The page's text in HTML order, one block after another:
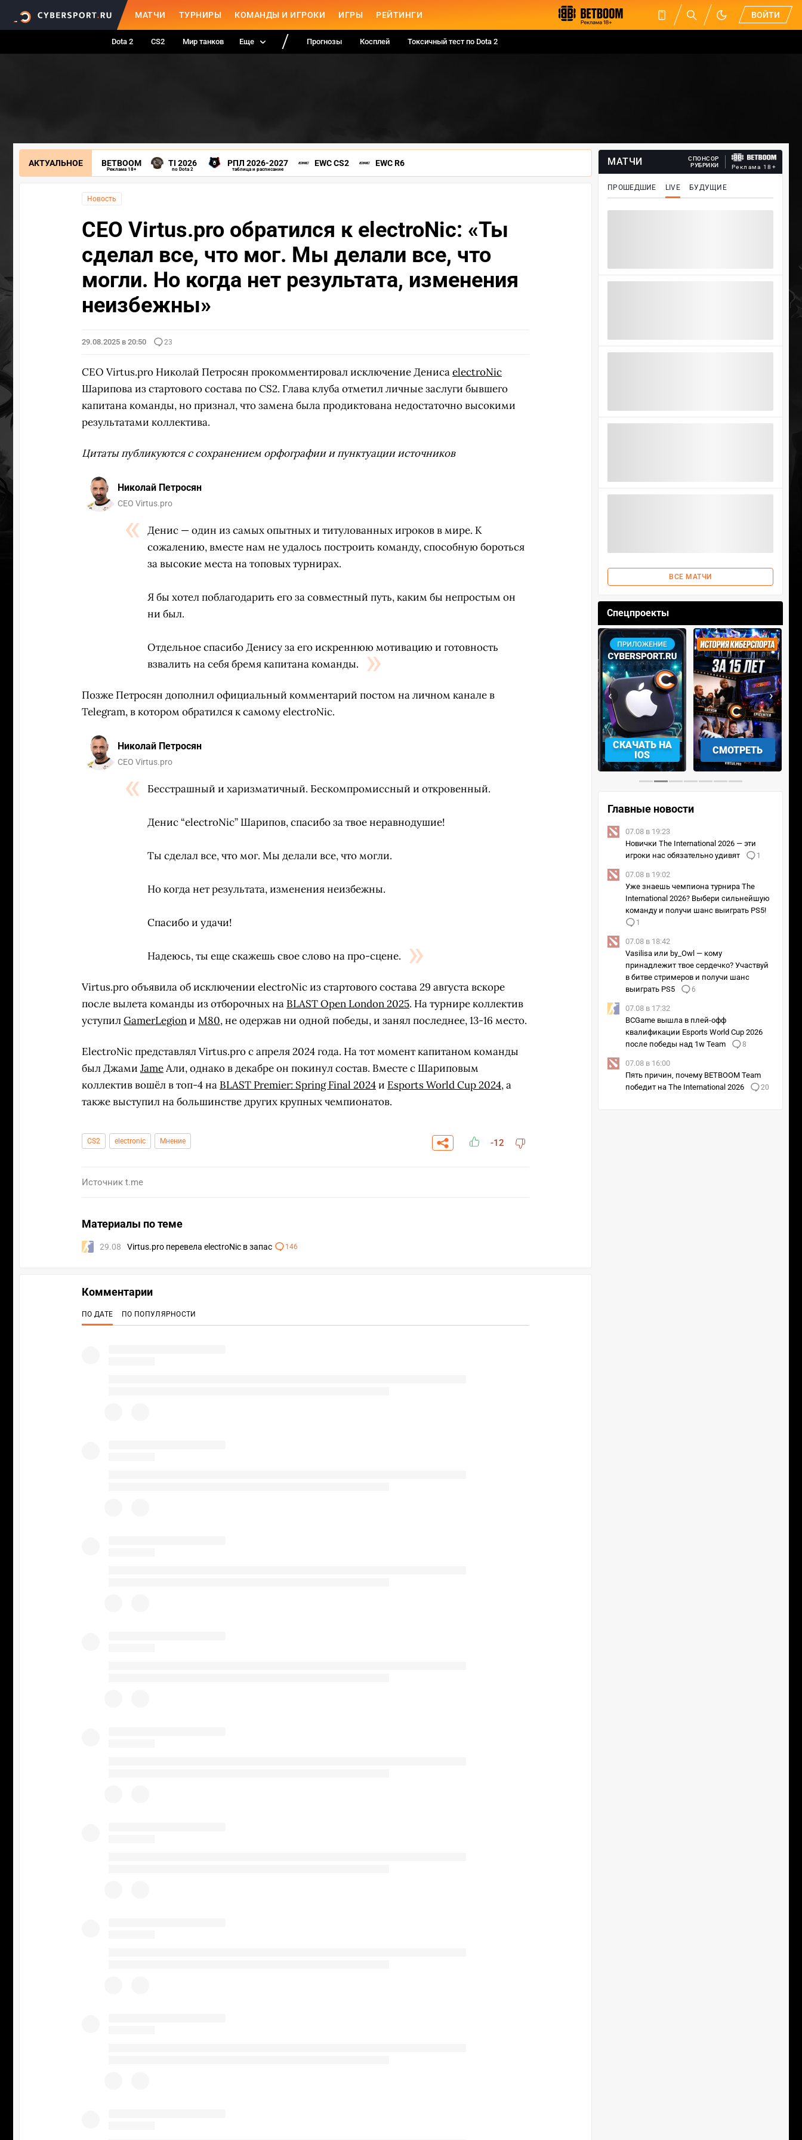
МАТЧИ ТУРНИРЫ КОМАНДЫ И ИГРОКИ ИГРЫ РЕЙТИНГИ ВОЙТИ
Dota 2 CS2 Мир танков Еще Прогнозы Косплей Токсичный тест по Dota 2
АКТУАЛЬНОЕ BETBOOM
Реклама 18+
TI 2026
по Dota 2
РПЛ 2026-2027
таблица и расписание
EWC CS2 EWC R6
Новость
CEO Virtus.pro обратился к electroNic: «Ты
сделал все, что мог. Мы делали все, что
могли. Но когда нет результата, изменения
неизбежны»
29.08.2025 в 20:50 23
CEO Virtus.pro Николай Петросян прокомментировал исключение ДенисаelectroNic
Шарипова из стартового состава по CS2. Глава клуба отметил личные заслуги бывшего
капитана команды, но признал, что замена была продиктована недостаточно высокими
результатами коллектива.
Цитаты публикуются с сохранением орфографии и пунктуации источников
Николай Петросян
CEO Virtus.pro
Денис — один из самых опытных и титулованных игроков в мире. К
сожалению, вместе нам не удалось построить команду, способную бороться
за высокие места на топовых турнирах.
Я бы хотел поблагодарить его за совместный путь, каким бы непростым он
ни был.
Отдельное спасибо Денису за его искреннюю мотивацию и готовность
взвалить на себя бремя капитана команды.
Позже Петросян дополнил официальный комментарий постом на личном канале в
Telegram, в котором обратился к самому electroNic.
Николай Петросян
CEO Virtus.pro
Бесстрашный и харизматичный. Бескомпромиссный и откровенный.
Денис “electroNic” Шарипов, спасибо за твое неравнодушие!
Ты сделал все, что мог. Мы делали все, что могли.
Но когда нет результата, изменения неизбежны.
Спасибо и удачи!
Надеюсь, ты еще скажешь свое слово на про-сцене.
Virtus.pro объявила об исключении electroNic из стартового состава 29 августа вскоре
после вылета команды из отборочных на BLAST Open London 2025. На турнире коллектив
уступилGamerLegionи M80, не одержав ни одной победы, и занял последнее, 13-16 место.
ElectroNic представлял Virtus.pro с апреля 2024 года. На тот момент капитаном команды
был Джами JameАли, однако в декабре он покинул состав. Вместе с Шариповым
коллектив вошёл в топ-4 на BLAST Premier: Spring Final 2024и Esports World Cup 2024, а
также выступил на большинстве других крупных чемпионатов.
CS2 electronic Мнение -12
Источник t.me
Материалы по теме
29.08 Virtus.pro перевела electroNic в запас 146
МАТЧИ
СПОНСОР
РУБРИКИ
Реклама 18+
ПРОШЕДШИЕ LIVE БУДУЩИЕ
ВСЕ МАТЧИ
Спецпроекты
СМОТРЕТЬ УЧАСТВОВАТЬ
‹ ›
Главные новости
07.08 в 19:23
Новички The International 2026 — эти
игроки нас обязательно удивят
1
07.08 в 19:02
Уже знаешь чемпиона турнира The
International 2026? Выбери сильнейшую
команду и получи шанс выиграть PS5!
1
07.08 в 18:42
Vasilisa или by_Owl — кому
принадлежит твое сердечко? Участвуй
в битве стримеров и получи шанс
выиграть PS5
6
07.08 в 17:32
BCGame вышла в плей-офф
квалификации Esports World Cup 2026
после победы над 1w Team
8
07.08 в 16:00
Пять причин, почему BETBOOM Team
победит на The International 2026
20
Комментарии
ПО ДАТЕ ПО ПОПУЛЯРНОСТИ